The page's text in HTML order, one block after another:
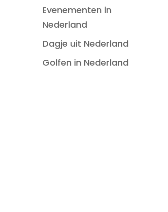
Evenementen in
Nederland
Dagje uit Nederland
Golfen in Nederland